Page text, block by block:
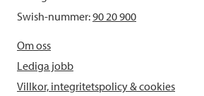
Swish-nummer:90 20 900
Om oss
Lediga jobb
Villkor, integritetspolicy & cookies